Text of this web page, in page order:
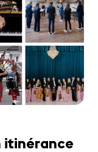
itinérance